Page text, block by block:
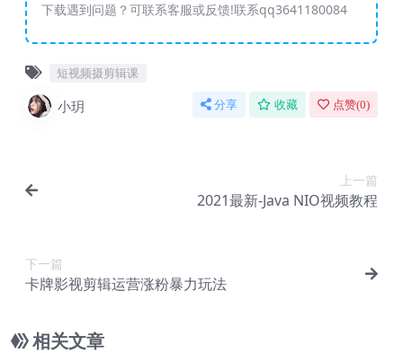
下载遇到问题？可联系客服或反馈!联系qq3641180084
短视频摄剪辑课
小玥 分享 收藏 点赞(0)
上一篇
2021最新-Java NIO视频教程
下一篇
卡牌影视剪辑运营涨粉暴力玩法
相关文章